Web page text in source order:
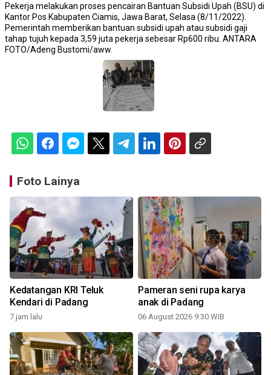
Pekerja melakukan proses pencairan Bantuan Subsidi Upah (BSU) di
Kantor Pos Kabupaten Ciamis, Jawa Barat, Selasa (8/11/2022).
Pemerintah memberikan bantuan subsidi upah atau subsidi gaji
tahap tujuh kepada 3,59 juta pekerja sebesar Rp600 ribu. ANTARA
FOTO/Adeng Bustomi/aww.
Foto Lainya
Kedatangan KRI Teluk
Kendari di Padang
7 jam lalu
Pameran seni rupa karya
anak di Padang
06 August 2026 9:30 WIB